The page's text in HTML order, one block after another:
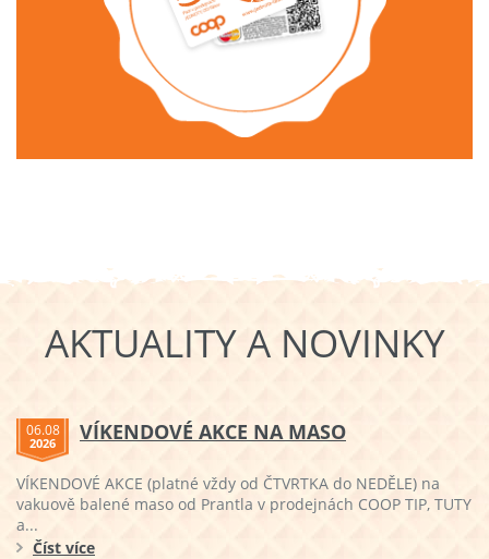
AKTUALITY A NOVINKY
06.08
2026 VÍKENDOVÉ AKCE NA MASO
VÍKENDOVÉ AKCE (platné vždy od ČTVRTKA do NEDĚLE) na
vakuově balené maso od Prantla v prodejnách COOP TIP, TUTY
a...
Číst více